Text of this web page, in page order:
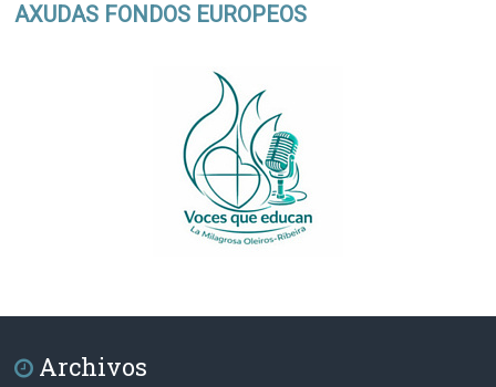
AXUDAS FONDOS EUROPEOS
Archivos